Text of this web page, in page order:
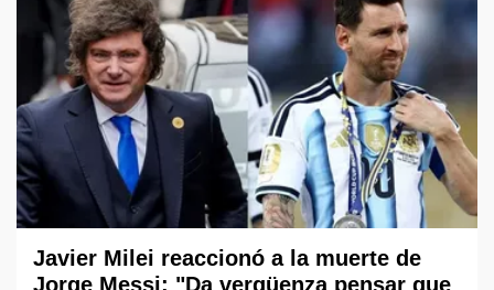
Javier Milei reaccionó a la muerte de
Jorge Messi: "Da vergüenza pensar que